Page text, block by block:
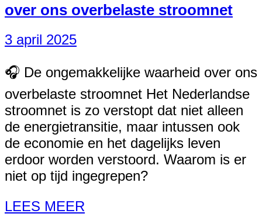
over ons overbelaste stroomnet
3 april 2025
🎧 De ongemakkelijke waarheid over ons
overbelaste stroomnet Het Nederlandse
stroomnet is zo verstopt dat niet alleen
de energietransitie, maar intussen ook
de economie en het dagelijks leven
erdoor worden verstoord. Waarom is er
niet op tijd ingegrepen?
LEES MEER